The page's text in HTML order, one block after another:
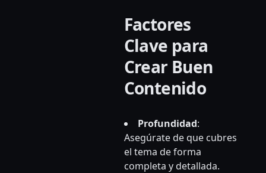
Factores
Clave para
Crear Buen
Contenido
Profundidad:
Asegúrate de que cubres
el tema de forma
completa y detallada.